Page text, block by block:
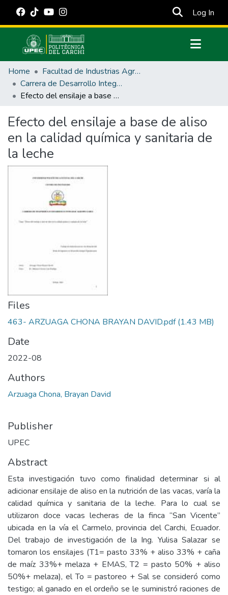
Log In
Communities & Collections
All of DSpace
Statistics
Estadísticas Externas
Manuales
Home
Facultad de Industrias Agropecuarias y Ciencias Ambientales
Carrera de Desarrollo Integral Agropecuario
Efecto del ensilaje a base de aliso en la calidad química y sanitaria de la leche
Efecto del ensilaje a base de aliso
en la calidad química y sanitaria de
la leche
Files
463- ARZUAGA CHONA BRAYAN DAVID.pdf(1.43 MB)
Date
2022-08
Authors
Arzuaga Chona, Brayan David
Publisher
UPEC
Abstract
Esta investigación tuvo como finalidad determinar si al
adicionar ensilaje de aliso en la nutrición de las vacas, varía la
calidad química y sanitaria de la leche. Para lo cual se
utilizaron doce vacas lecheras de la finca “San Vicente”
ubicada en la vía el Carmelo, provincia del Carchi, Ecuador.
Del trabajo de investigación de la Ing. Yulisa Salazar se
tomaron los ensilajes (T1= pasto 33% + aliso 33% + caña
de maíz 33%+ melaza + EMAS, T2 = pasto 50% + aliso
50%+ melaza), el To = pastoreo + Sal se consideró como
testigo; al ganado en el ordeño se le suministró raciones de